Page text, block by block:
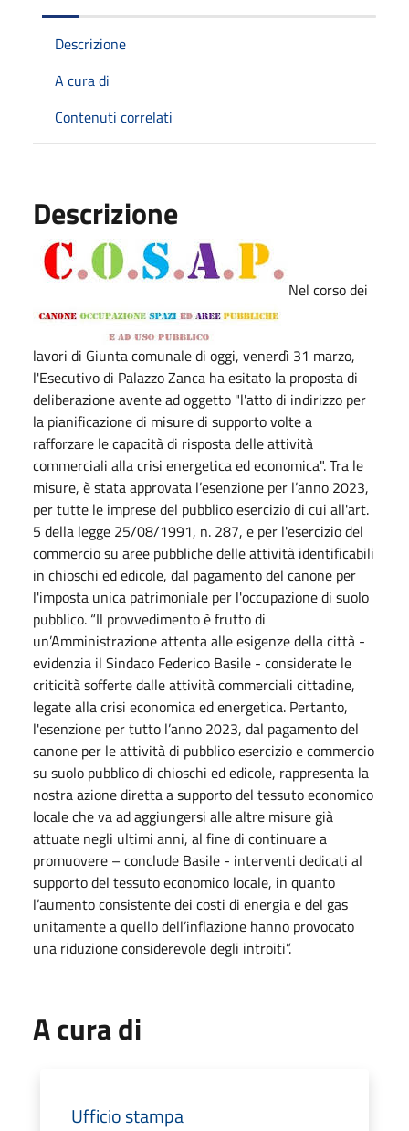
Descrizione
A cura di
Contenuti correlati
Descrizione
Nel corso dei
lavori di Giunta comunale di oggi, venerdì 31 marzo,
l'Esecutivo di Palazzo Zanca ha esitato la proposta di
deliberazione avente ad oggetto "l'atto di indirizzo per
la pianificazione di misure di supporto volte a
rafforzare le capacità di risposta delle attività
commerciali alla crisi energetica ed economica". Tra le
misure, è stata approvata l’esenzione per l’anno 2023,
per tutte le imprese del pubblico esercizio di cui all'art.
5 della legge 25/08/1991, n. 287, e per l'esercizio del
commercio su aree pubbliche delle attività identificabili
in chioschi ed edicole, dal pagamento del canone per
l'imposta unica patrimoniale per l'occupazione di suolo
pubblico. “Il provvedimento è frutto di
un’Amministrazione attenta alle esigenze della città -
evidenzia il Sindaco Federico Basile - considerate le
criticità sofferte dalle attività commerciali cittadine,
legate alla crisi economica ed energetica. Pertanto,
l'esenzione per tutto l’anno 2023, dal pagamento del
canone per le attività di pubblico esercizio e commercio
su suolo pubblico di chioschi ed edicole, rappresenta la
nostra azione diretta a supporto del tessuto economico
locale che va ad aggiungersi alle altre misure già
attuate negli ultimi anni, al fine di continuare a
promuovere – conclude Basile - interventi dedicati al
supporto del tessuto economico locale, in quanto
l’aumento consistente dei costi di energia e del gas
unitamente a quello dell’inflazione hanno provocato
una riduzione considerevole degli introiti”.
A cura di
Ufficio stampa